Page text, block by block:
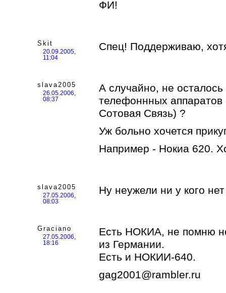
ФИ!
Skit
20.09.2005,
11:04
Спец! Поддерживаю,
slava2005
26.05.2006,
08:37
А случайно, не
телефоннных аппаратов
Сотовая Связь) ?
Уж больно хочется
Например - Нокиа 620.
slava2005
27.05.2006,
08:03
Ну неужели ни у кого
Graciano
27.05.2006,
18:16
Есть НОКИА, не помню
из Германии.
Есть и НОКИИ-640.
gag2001@rambler.ru